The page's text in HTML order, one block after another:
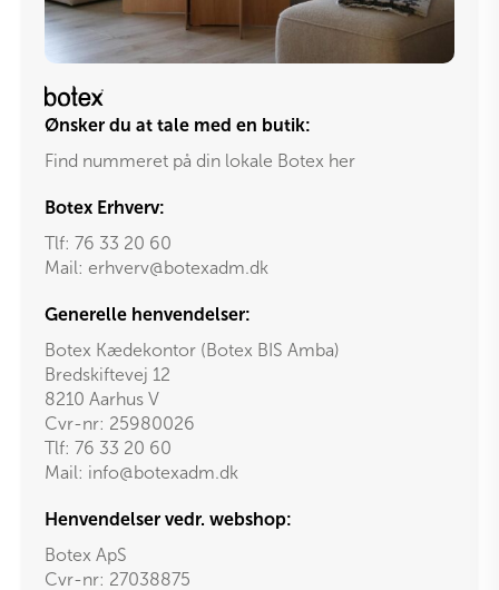
Ønsker du at tale med en butik:
Find nummeret på din lokale Botex her
Botex Erhverv:
Tlf: 76 33 20 60
Mail: erhverv@botexadm.dk
Generelle henvendelser:
Botex Kædekontor (Botex BIS Amba)
Bredskiftevej 12
8210 Aarhus V
Cvr-nr: 25980026
Tlf: 76 33 20 60
Mail: info@botexadm.dk
Henvendelser vedr. webshop:
Botex ApS
Cvr-nr: 27038875